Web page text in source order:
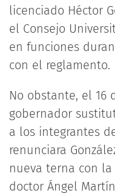
licenciado Héctor
el Consejo
en funciones
con el reglamento.
No obstante, el 16
gobernador
a los integrantes
renunciara
nueva terna con
doctor Ángel